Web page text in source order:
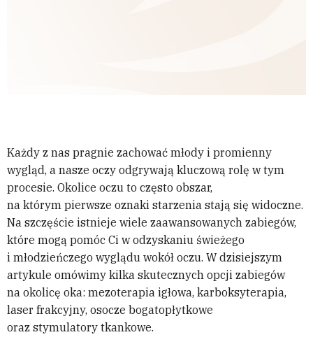
Każdy z nas pragnie zachować młody i promienny
wygląd, a nasze oczy odgrywają kluczową rolę w tym
procesie. Okolice oczu to często obszar,
na którym pierwsze oznaki starzenia stają się widoczne.
Na szczęście istnieje wiele zaawansowanych zabiegów,
które mogą pomóc Ci w odzyskaniu świeżego
i młodzieńczego wyglądu wokół oczu. W dzisiejszym
artykule omówimy kilka skutecznych opcji zabiegów
na okolicę oka: mezoterapia igłowa, karboksyterapia,
laser frakcyjny, osocze bogatopłytkowe
oraz stymulatory tkankowe.